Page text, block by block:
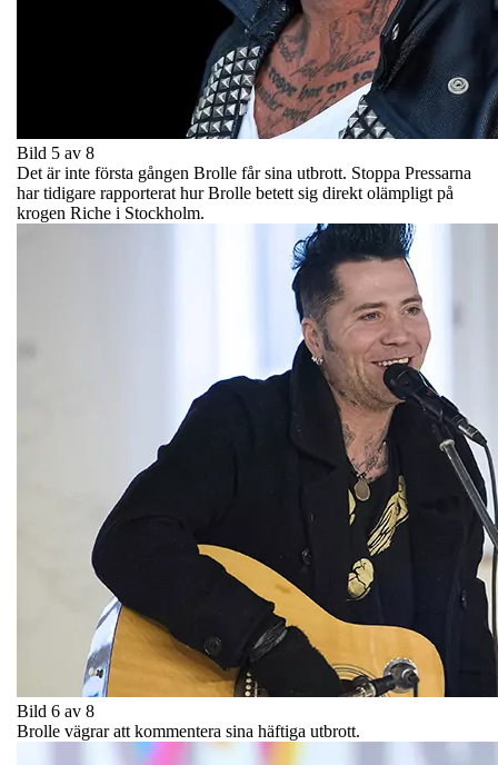
Bild 5 av 8
Det är inte första gången Brolle får sina utbrott. Stoppa Pressarna
har tidigare rapporterat hur Brolle betett sig direkt olämpligt på
krogen Riche i Stockholm.
Bild 6 av 8
Brolle vägrar att kommentera sina häftiga utbrott.